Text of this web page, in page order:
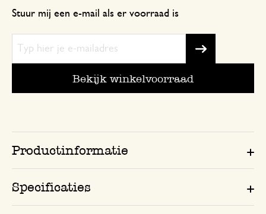
Stuur mij een e-mail als er voorraad is
Bekijk winkelvoorraad
Productinformatie
Specificaties